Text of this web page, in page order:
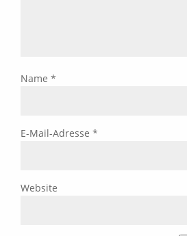
Name *
E-Mail-Adresse *
Website